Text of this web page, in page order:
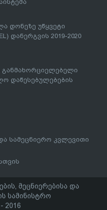
დონეზე უწყვეტი
დანერგვის 2019-2020
დაწესებულებების
სამეცნიერო კვლევითი
მეცნიერებისა და
სამინისტრო
2016